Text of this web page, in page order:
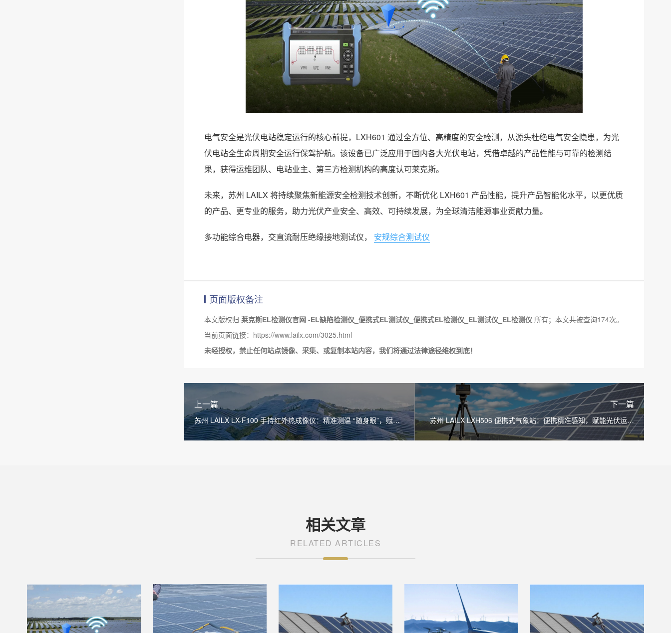
电气安全是光伏电站稳定运行的核心前提，LXH601 通过全方位、高精度的安全检测，从源头杜绝电气安全隐患，为光
伏电站全生命周期安全运行保驾护航。该设备已广泛应用于国内各大光伏电站，凭借卓越的产品性能与可靠的检测结
果，获得运维团队、电站业主、第三方检测机构的高度认可莱克斯。
未来，苏州 LAILX 将持续聚焦新能源安全检测技术创新，不断优化 LXH601 产品性能，提升产品智能化水平，以更优质
的产品、更专业的服务，助力光伏产业安全、高效、可持续发展，为全球清洁能源事业贡献力量。
多功能综合电器，交直流耐压绝缘接地测试仪， 安规综合测试仪
页面版权备注
本文版权归 莱克斯EL检测仪官网 -EL缺陷检测仪_便携式EL测试仪_便携式EL检测仪_EL测试仪_EL检测仪 所有；本文共被查询174次。
当前页面链接：https://www.lailx.com/3025.html
未经授权，禁止任何站点镜像、采集、或复制本站内容，我们将通过法律途径维权到底！
上一篇
苏州 LAILX LX-F100 手持红外热成像仪：精准测温 “随身眼”，赋能
多领域智能运维
下一篇
苏州 LAILX LXH506 便携式气象站：便携精准感知，赋能光伏运维
与多场景气象监测
相关文章
RELATED ARTICLES